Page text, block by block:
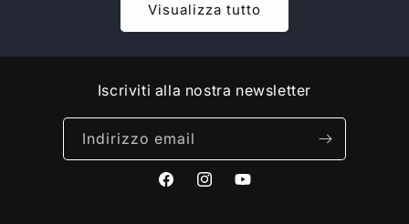
Visualizza tutto
Iscriviti alla nostra newsletter
Indirizzo email
FacebookInstagramYouTube